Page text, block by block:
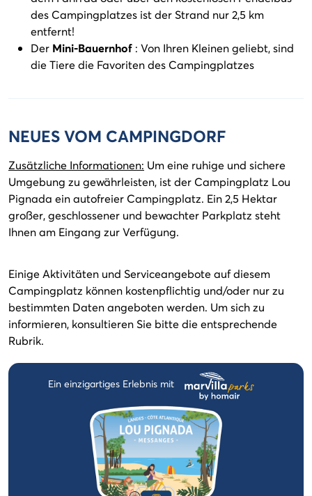
des Campingplatzes ist der Strand nur 2,5 km
entfernt!
Der Mini-Bauernhof : Von Ihren Kleinen geliebt, sind
die Tiere die Favoriten des Campingplatzes
NEUES VOM CAMPINGDORF
Zusätzliche Informationen: Um eine ruhige und sichere
Umgebung zu gewährleisten, ist der Campingplatz Lou
Pignada ein autofreier Campingplatz. Ein 2,5 Hektar
großer, geschlossener und bewachter Parkplatz steht
Ihnen am Eingang zur Verfügung.
Einige Aktivitäten und Serviceangebote auf diesem
Campingplatz können kostenpflichtig und/oder nur zu
bestimmten Daten angeboten werden. Um sich zu
informieren, konsultieren Sie bitte die entsprechende
Rubrik.
Ein einzigartiges Erlebnis mit